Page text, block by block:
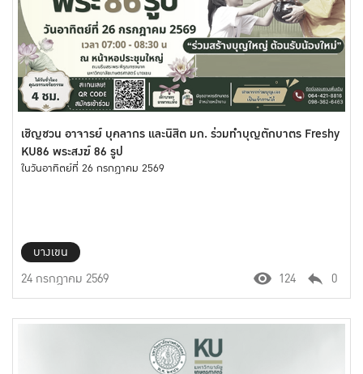
เชิญชวน อาจารย์ บุคลากร และนิสิต มก. ร่วมทำบุญตักบาตร Freshy
KU86 พระสงฆ์ 86 รูป
ในวันอาทิตย์ที่ 26 กรกฎาคม 2569
บางเขน
24 กรกฎาคม 2569
124 0